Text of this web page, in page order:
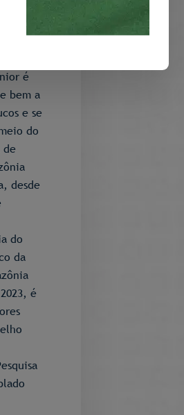
é
bem a
e se
do
desde
do
da
é